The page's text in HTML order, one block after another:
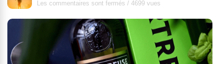
Les commentaires sont fermés / 4699 vues